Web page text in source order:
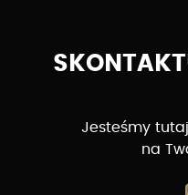
Jesteśmy
na